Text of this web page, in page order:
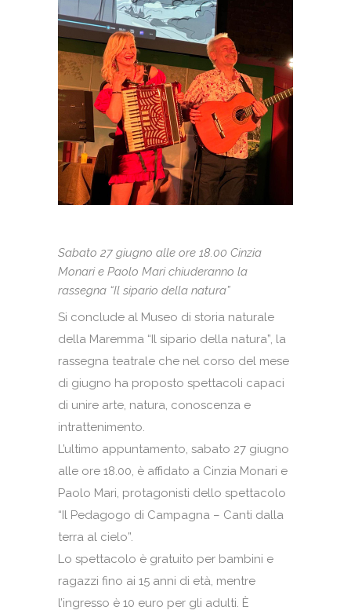
Sabato 27 giugno alle ore 18.00 Cinzia
Monari e Paolo Mari chiuderanno la
rassegna “Il sipario della natura”
Si conclude al Museo di storia naturale
della Maremma “Il sipario della natura”, la
rassegna teatrale che nel corso del mese
di giugno ha proposto spettacoli capaci
di unire arte, natura, conoscenza e
intrattenimento.
L’ultimo appuntamento, sabato 27 giugno
alle ore 18.00, è affidato a Cinzia Monari e
Paolo Mari, protagonisti dello spettacolo
“Il Pedagogo di Campagna – Canti dalla
terra al cielo”.
Lo spettacolo è gratuito per bambini e
ragazzi fino ai 15 anni di età, mentre
l’ingresso è 10 euro per gli adulti. È